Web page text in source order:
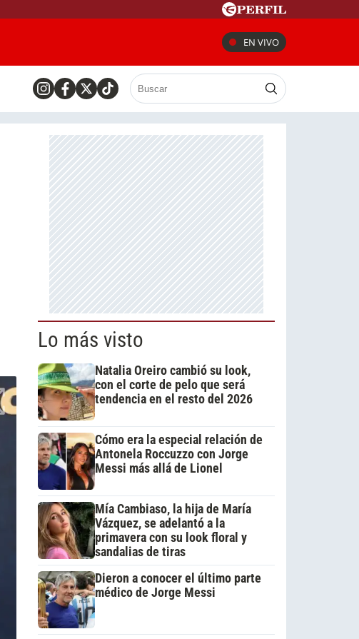
EN VIVO
Lo más visto
Natalia Oreiro cambió su look,
con el corte de pelo que será
tendencia en el resto del 2026
Cómo era la especial relación de
Antonela Roccuzzo con Jorge
Messi más allá de Lionel
Mía Cambiaso, la hija de María
Vázquez, se adelantó a la
primavera con su look floral y
sandalias de tiras
Dieron a conocer el último parte
médico de Jorge Messi